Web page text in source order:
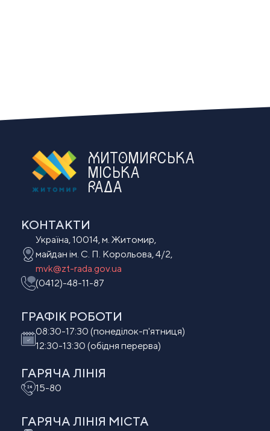
ЖИТОМИРСЬКА
МІСЬКА
РАДА
КОНТАКТИ
Україна, 10014, м. Житомир,
майдан ім. С. П. Корольова, 4/2,
mvk@zt-rada.gov.ua
(0412)-48-11-87
ГРАФІК РОБОТИ
08:30-17:30 (понеділок-п'ятниця)
12:30-13:30 (обідня перерва)
ГАРЯЧА ЛІНІЯ
15-80
ГАРЯЧА ЛІНІЯ МIСТА